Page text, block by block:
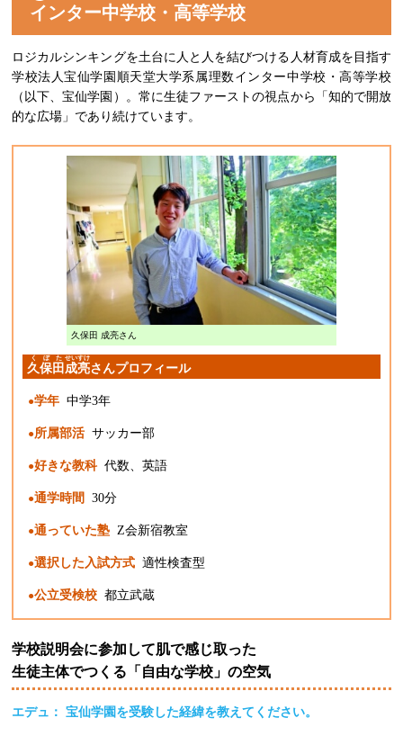
インター中学校・高等学校
ロジカルシンキングを土台に人と人を結びつける人材育成を目指す
学校法人宝仙学園順天堂大学系属理数インター中学校・高等学校
（以下、宝仙学園）。常に生徒ファーストの視点から「知的で開放
的な広場」であり続けています。
久保田 成亮さん
久保田
くぼた
成亮
せいすけ
さんプロフィール
学年 中学3年
所属部活 サッカー部
好きな教科 代数、英語
通学時間 30分
通っていた塾 Z会新宿教室
選択した入試方式 適性検査型
公立受検校 都立武蔵
学校説明会に参加して肌で感じ取った
生徒主体でつくる「自由な学校」の空気
エデュ： 宝仙学園を受験した経緯を教えてください。